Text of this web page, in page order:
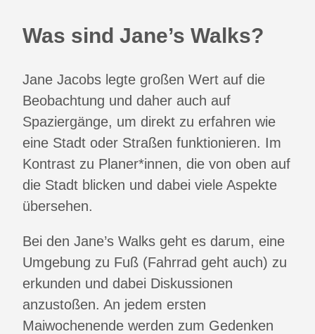
Was sind Jane’s Walks?
Jane Jacobs legte großen Wert auf die
Beobachtung und daher auch auf
Spaziergänge, um direkt zu erfahren wie
eine Stadt oder Straßen funktionieren. Im
Kontrast zu Planer*innen, die von oben auf
die Stadt blicken und dabei viele Aspekte
übersehen.
Bei den Jane’s Walks geht es darum, eine
Umgebung zu Fuß (Fahrrad geht auch) zu
erkunden und dabei Diskussionen
anzustoßen. An jedem ersten
Maiwochenende werden zum Gedenken